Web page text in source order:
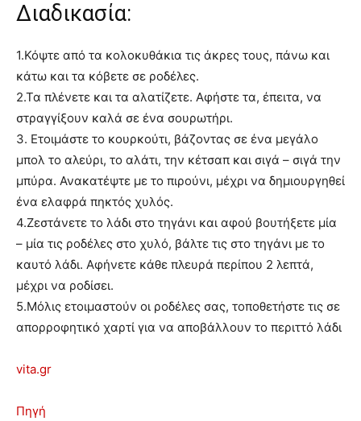
Διαδικασία:
1.Κόψτε από τα κολοκυθάκια τις άκρες τους, πάνω και
κάτω και τα κόβετε σε ροδέλες.
2.Τα πλένετε και τα αλατίζετε. Αφήστε τα, έπειτα, να
στραγγίξουν καλά σε ένα σουρωτήρι.
3. Ετοιμάστε το κουρκούτι, βάζοντας σε ένα μεγάλο
μπολ το αλεύρι, το αλάτι, την κέτσαπ και σιγά – σιγά την
μπύρα. Ανακατέψτε με το πιρούνι, μέχρι να δημιουργηθεί
ένα ελαφρά πηκτός χυλός.
4.Ζεστάνετε το λάδι στο τηγάνι και αφού βουτήξετε μία
– μία τις ροδέλες στο χυλό, βάλτε τις στο τηγάνι με το
καυτό λάδι. Αφήνετε κάθε πλευρά περίπου 2 λεπτά,
μέχρι να ροδίσει.
5.Μόλις ετοιμαστούν οι ροδέλες σας, τοποθετήστε τις σε
απορροφητικό χαρτί για να αποβάλλουν το περιττό λάδι
vita.gr
Πηγή